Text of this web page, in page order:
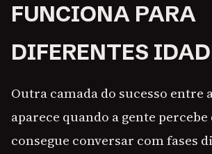
FUNCIONA PARA
DIFERENTES
Outra camada do sucesso entre
aparece quando a gente
consegue conversar com fases